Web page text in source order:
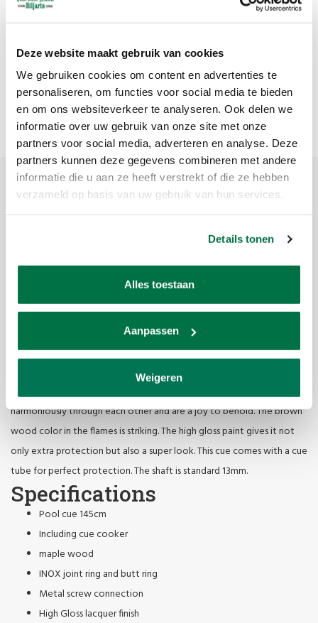
Deze website maakt gebruik van cookies
We gebruiken cookies om content en advertenties te
personaliseren, om functies voor social media te bieden
en om ons websiteverkeer te analyseren. Ook delen we
informatie over uw gebruik van onze site met onze
partners voor social media, adverteren en analyse. Deze
partners kunnen deze gegevens combineren met andere
informatie die u aan ze heeft verstrekt of die ze hebben
verzameld op basis van uw gebruik van hun services.
Details tonen
Alles toestaan
Aanpassen
Weigeren
Product description
Article code:5585.048
Out of stock
Delivery time:This is currently not available. Choose another
This new Pool cue Shooter S2 is already the second generation. A
renewed design gives the cue a nice fresh look and with its INOX joint
ring and forearm ring it is modern. The complex flames on the base run
harmoniously through each other and are a joy to behold. The brown
wood color in the flames is striking. The high gloss paint gives it not
only extra protection but also a super look. This cue comes with a cue
tube for perfect protection. The shaft is standard 13mm.
Specifications
Pool cue 145cm
Including cue cooker
maple wood
INOX joint ring and butt ring
Metal screw connection
High Gloss lacquer finish